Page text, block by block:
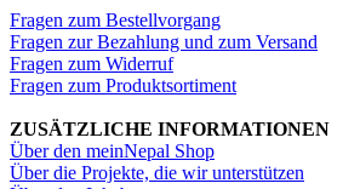
Fragen zum Bestellvorgang
Fragen zur Bezahlung und zum Versand
Fragen zum Widerruf
Fragen zum Produktsortiment
ZUSÄTZLICHE INFORMATIONEN
Über den meinNepal Shop
Über die Projekte, die wir unterstützen